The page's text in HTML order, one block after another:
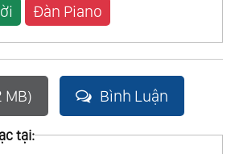
Đàn Piano
MB) Bình Luận
tại: